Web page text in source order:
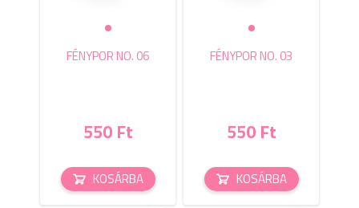
FÉNYPOR NO. 06
550 Ft
KOSÁRBA
FÉNYPOR NO. 03
550 Ft
KOSÁRBA